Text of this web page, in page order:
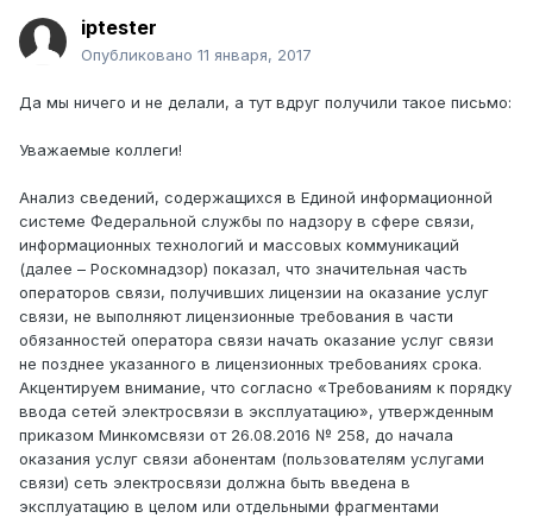
iptester
Опубликовано 11 января, 2017
Да мы ничего и не делали, а тут вдруг получили такое письмо:
Уважаемые коллеги!
Анализ сведений, содержащихся в Единой информационной
системе Федеральной службы по надзору в сфере связи,
информационных технологий и массовых коммуникаций
(далее – Роскомнадзор) показал, что значительная часть
операторов связи, получивших лицензии на оказание услуг
связи, не выполняют лицензионные требования в части
обязанностей оператора связи начать оказание услуг связи
не позднее указанного в лицензионных требованиях срока.
Акцентируем внимание, что согласно «Требованиям к порядку
ввода сетей электросвязи в эксплуатацию», утвержденным
приказом Минкомсвязи от 26.08.2016 № 258, до начала
оказания услуг связи абонентам (пользователям услугами
связи) сеть электросвязи должна быть введена в
эксплуатацию в целом или отдельными фрагментами